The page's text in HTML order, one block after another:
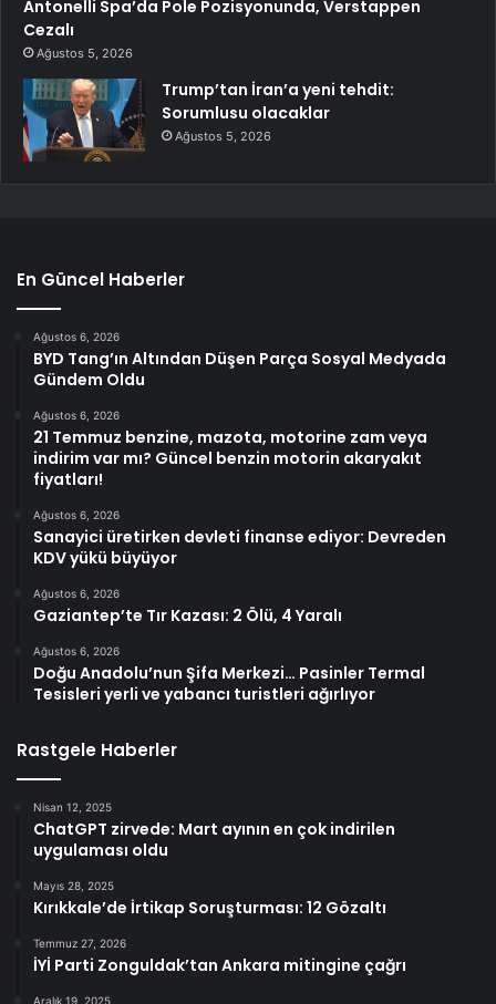
Antonelli Spa’da Pole Pozisyonunda, Verstappen
Cezalı
Ağustos 5, 2026
Trump’tan İran’a yeni tehdit:
Sorumlusu olacaklar
Ağustos 5, 2026
En Güncel Haberler
Ağustos 6, 2026
BYD Tang’ın Altından Düşen Parça Sosyal Medyada
Gündem Oldu
Ağustos 6, 2026
21 Temmuz benzine, mazota, motorine zam veya
indirim var mı? Güncel benzin motorin akaryakıt
fiyatları!
Ağustos 6, 2026
Sanayici üretirken devleti finanse ediyor: Devreden
KDV yükü büyüyor
Ağustos 6, 2026
Gaziantep’te Tır Kazası: 2 Ölü, 4 Yaralı
Ağustos 6, 2026
Doğu Anadolu’nun Şifa Merkezi… Pasinler Termal
Tesisleri yerli ve yabancı turistleri ağırlıyor
Rastgele Haberler
Nisan 12, 2025
ChatGPT zirvede: Mart ayının en çok indirilen
uygulaması oldu
Mayıs 28, 2025
Kırıkkale’de İrtikap Soruşturması: 12 Gözaltı
Temmuz 27, 2026
İYİ Parti Zonguldak’tan Ankara mitingine çağrı
Aralık 19, 2025